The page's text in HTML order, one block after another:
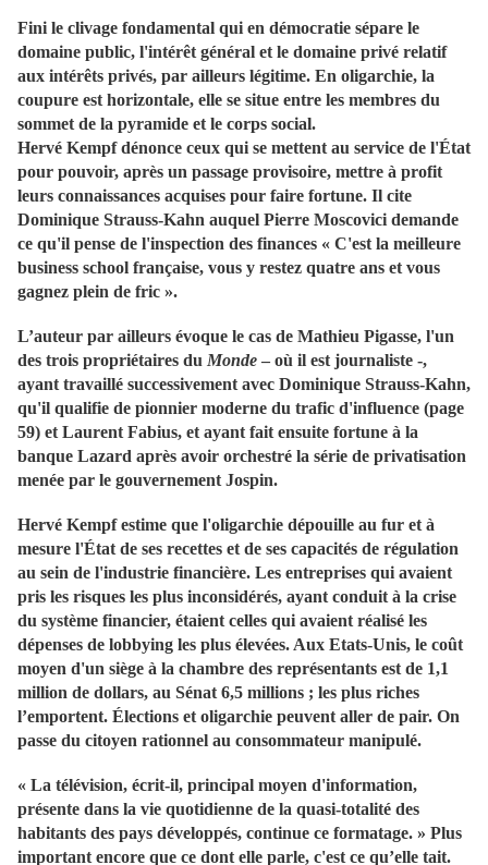
Fini le clivage fondamental qui en démocratie sépare le
domaine public, l'intérêt général et le domaine privé relatif
aux intérêts privés, par ailleurs légitime. En oligarchie, la
coupure est horizontale, elle se situe entre les membres du
sommet de la pyramide et le corps social.
Hervé Kempf dénonce ceux qui se mettent au service de l'État
pour pouvoir, après un passage provisoire, mettre à profit
leurs connaissances acquises pour faire fortune. Il cite
Dominique Strauss-Kahn auquel Pierre Moscovici demande
ce qu'il pense de l'inspection des finances « C'est la meilleure
business school française, vous y restez quatre ans et vous
gagnez plein de fric ».
L’auteur par ailleurs évoque le cas de Mathieu Pigasse, l'un
des trois propriétaires du Monde – où il est journaliste -,
ayant travaillé successivement avec Dominique Strauss-Kahn,
qu'il qualifie de pionnier moderne du trafic d'influence (page
59) et Laurent Fabius, et ayant fait ensuite fortune à la
banque Lazard après avoir orchestré la série de privatisation
menée par le gouvernement Jospin.
Hervé Kempf estime que l'oligarchie dépouille au fur et à
mesure l'État de ses recettes et de ses capacités de régulation
au sein de l'industrie financière. Les entreprises qui avaient
pris les risques les plus inconsidérés, ayant conduit à la crise
du système financier, étaient celles qui avaient réalisé les
dépenses de lobbying les plus élevées. Aux Etats-Unis, le coût
moyen d'un siège à la chambre des représentants est de 1,1
million de dollars, au Sénat 6,5 millions ; les plus riches
l’emportent. Élections et oligarchie peuvent aller de pair. On
passe du citoyen rationnel au consommateur manipulé.
« La télévision, écrit-il, principal moyen d'information,
présente dans la vie quotidienne de la quasi-totalité des
habitants des pays développés, continue ce formatage. » Plus
important encore que ce dont elle parle, c'est ce qu’elle tait.